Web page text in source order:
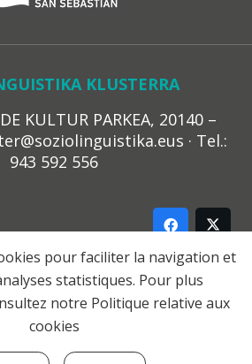
KLUSTERRA
KULTUR PARKEA, 20140 –
· Tel.:
943 592 556
LEGE OHARRA
POLITIKA
COOKIE-EN POLITIKA
pour faciliter la navigation et
statistiques. Pour plus
notre Politique relative aux
cookies